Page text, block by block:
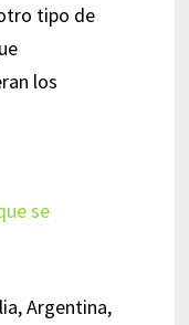
tipo de
los
se
Argentina,